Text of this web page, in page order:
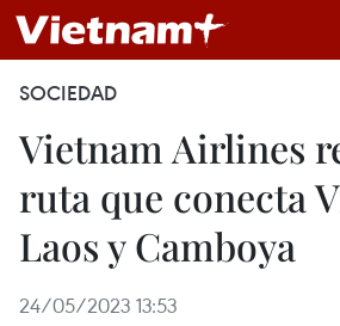
SOCIEDAD
Vietnam Airlines
ruta que conecta
Laos y Camboya
24/05/2023 13:53